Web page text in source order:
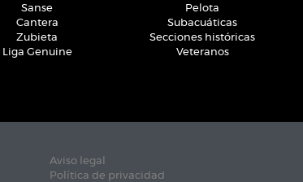
Sanse
Cantera
Zubieta
Liga Genuine
Pelota
Subacuáticas
Secciones históricas
Veteranos
Aviso legal
Política de privacidad